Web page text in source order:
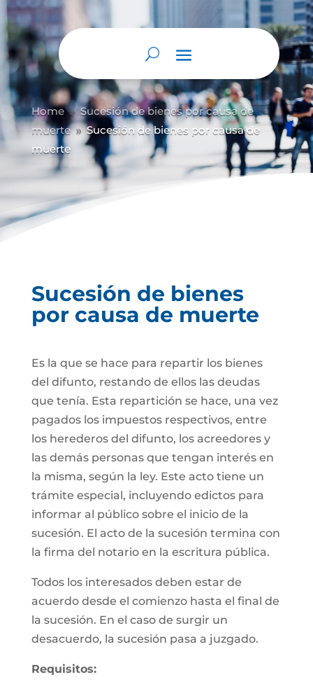
Abrir barra de herramientas
Home 9 Sucesión de bienes por causa de
muerte 9 Sucesión de bienes por causa de
muerte
Sucesión de bienes
por causa de muerte
Es la que se hace para repartir los bienes
del difunto, restando de ellos las deudas
que tenía. Esta repartición se hace, una vez
pagados los impuestos respectivos, entre
los herederos del difunto, los acreedores y
las demás personas que tengan interés en
la misma, según la ley. Este acto tiene un
trámite especial, incluyendo edictos para
informar al público sobre el inicio de la
sucesión. El acto de la sucesión termina con
la firma del notario en la escritura pública.
Todos los interesados deben estar de
acuerdo desde el comienzo hasta el final de
la sucesión. En el caso de surgir un
desacuerdo, la sucesión pasa a juzgado.
Requisitos: